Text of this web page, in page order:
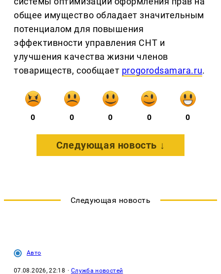
общее имущество обладает значительным
потенциалом для повышения
эффективности управления СНТ и
улучшения качества жизни членов
товариществ, сообщает progorodsamara.ru.
0 0 0 0 0
Следующая новость ↓
Следующая новость
Авто
07.08.2026, 22:18 · Служба новостей